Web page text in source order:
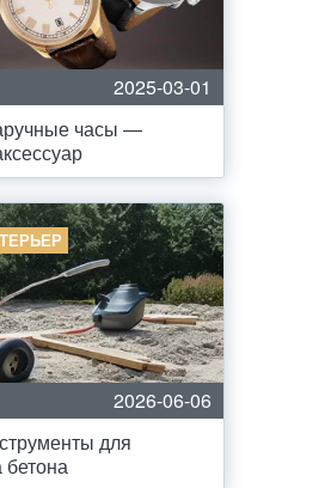
2025-03-01
часы —
2026-06-06
для